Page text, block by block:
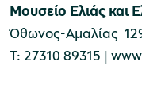
Μουσείο Ελιάς και
Όθωνος-Αμαλίας
Τ: 27310 89315 |